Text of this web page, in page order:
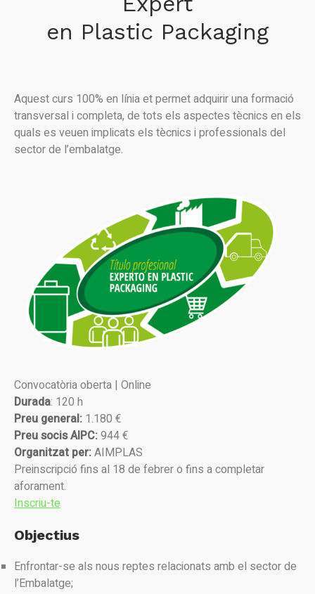
en Plastic Packaging
Aquest curs 100% en línia et permet adquirir una formació
transversal i completa, de tots els aspectes tècnics en els
quals es veuen implicats els tècnics i professionals del
sector de l’embalatge.
Convocatòria oberta | Online
Durada: 120 h
Preu general: 1.180 €
Preu socis AIPC:944 €
Organitzat per:AIMPLAS
Preinscripció fins al 18 de febrer o fins a completar
aforament.
Inscriu-te
Objectius
Enfrontar-se als nous reptes relacionats amb el sector de
l’Embalatge;